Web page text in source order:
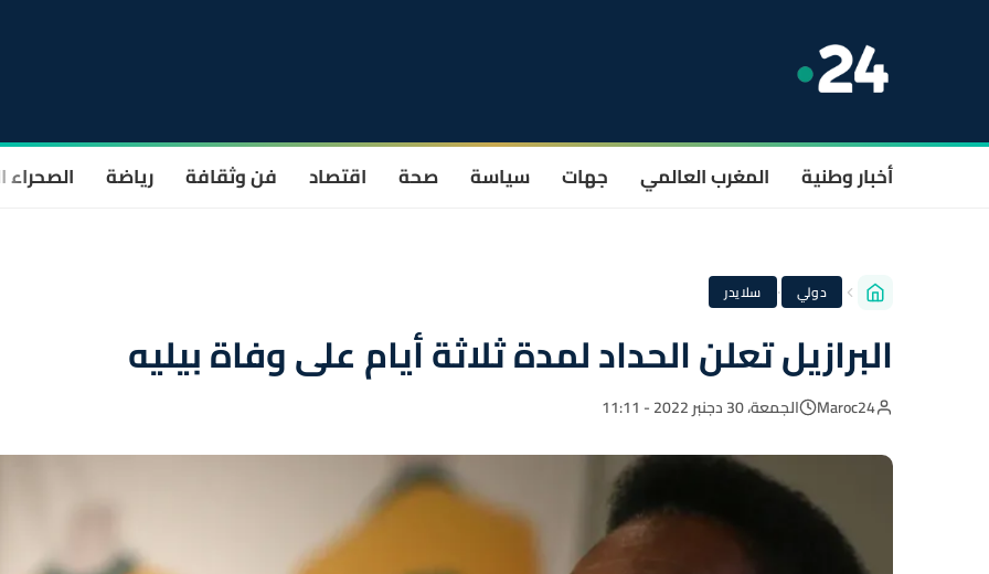
أخبار وطنية المغرب العالمي جهات سياسة صحة اقتصاد فن وثقافة رياضة الصحراء
دولي · سلايدر
البرازيل تعلن الحداد لمدة ثلاثة أيام على وفاة بيليه
Maroc24 الجمعة، 30 دجنبر 2022 - 11:11